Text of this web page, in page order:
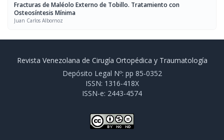
Fracturas de Maléolo Externo de Tobillo. Tratamiento con
Osteosíntesis Mínima
Juan Carlos Albornoz
Revista Venezolana de Cirugía Ortopédica y Traumatología
Depósito Legal Nº: pp 85-0352
ISSN: 1316-418X
ISSN-e: 2443-4574